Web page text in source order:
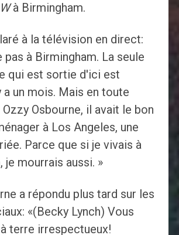
à Birmingham.
à la télévision en direct:
pas à Birmingham. La seule
qui est sortie d'ici est
a un mois. Mais en toute
Osbourne, il avait le bon
à Los Angeles, une
Parce que si je vivais à
je mourrais aussi. »
a répondu plus tard sur les
«(Becky Lynch) Vous
terre irrespectueux!